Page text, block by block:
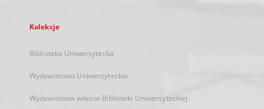
Kolekcje
Biblioteka Uniwersytecka
Wydawnictwo Uniwersyteckie
Wydawnictwa własne Biblioteki Uniwersyteckiej